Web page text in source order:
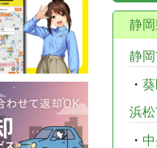
静
静
・
浜
・